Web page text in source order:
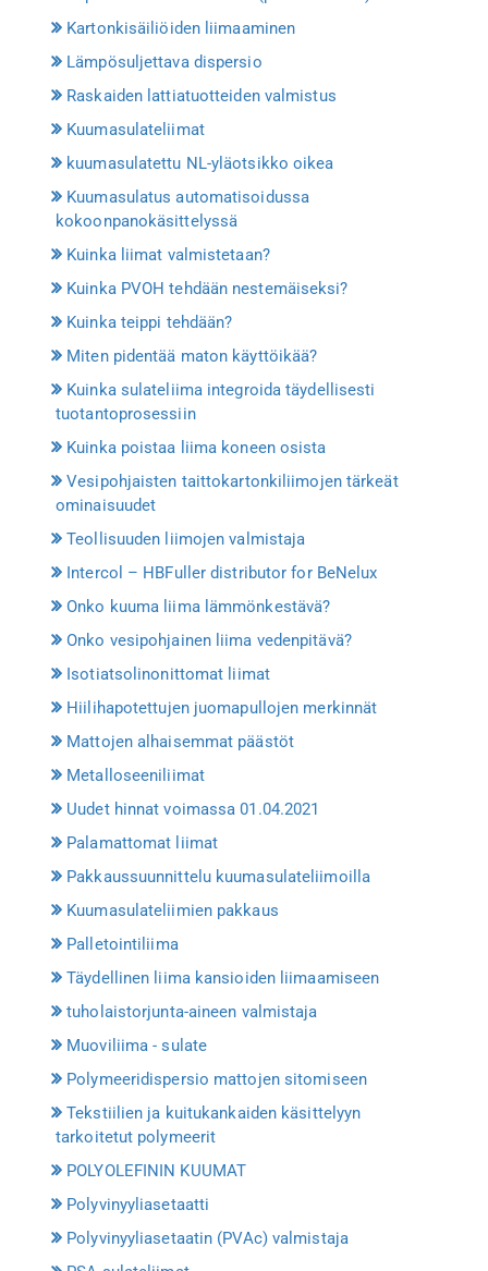
Kartonkisäiliöiden liimaaminen
Lämpösuljettava dispersio
Raskaiden lattiatuotteiden valmistus
Kuumasulateliimat
kuumasulatettu NL-yläotsikko oikea
Kuumasulatus automatisoidussa
kokoonpanokäsittelyssä
Kuinka liimat valmistetaan?
Kuinka PVOH tehdään nestemäiseksi?
Kuinka teippi tehdään?
Miten pidentää maton käyttöikää?
Kuinka sulateliima integroida täydellisesti
tuotantoprosessiin
Kuinka poistaa liima koneen osista
Vesipohjaisten taittokartonkiliimojen tärkeät
ominaisuudet
Teollisuuden liimojen valmistaja
Intercol – HBFuller distributor for BeNelux
Onko kuuma liima lämmönkestävä?
Onko vesipohjainen liima vedenpitävä?
Isotiatsolinonittomat liimat
Hiilihapotettujen juomapullojen merkinnät
Mattojen alhaisemmat päästöt
Metalloseeniliimat
Uudet hinnat voimassa 01.04.2021
Palamattomat liimat
Pakkaussuunnittelu kuumasulateliimoilla
Kuumasulateliimien pakkaus
Palletointiliima
Täydellinen liima kansioiden liimaamiseen
tuholaistorjunta-aineen valmistaja
Muoviliima - sulate
Polymeeridispersio mattojen sitomiseen
Tekstiilien ja kuitukankaiden käsittelyyn
tarkoitetut polymeerit
POLYOLEFININ KUUMAT
Polyvinyyliasetaatti
Polyvinyyliasetaatin (PVAc) valmistaja